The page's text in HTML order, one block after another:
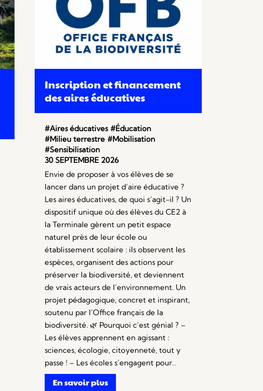
Inscription et financement
des aires éducatives
#Aires éducatives #Éducation
#Milieu terrestre #Mobilisation
#Sensibilisation
30 SEPTEMBRE 2026
Envie de proposer à vos élèves de se
lancer dans un projet d’aire éducative ?
Les aires éducatives, de quoi s’agit-il ? Un
dispositif unique où des élèves du CE2 à
la Terminale gèrent un petit espace
naturel près de leur école ou
établissement scolaire : ils observent les
espèces, organisent des actions pour
préserver la biodiversité, et deviennent
de vrais acteurs de l’environnement. Un
projet pédagogique, concret et inspirant,
soutenu par l’Office français de la
biodiversité. 🌿 Pourquoi c’est génial ? –
Les élèves apprennent en agissant :
sciences, écologie, citoyenneté, tout y
passe ! – Les écoles s’engagent pour…
En savoir plus